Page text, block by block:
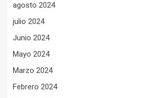
agosto 2024
julio 2024
Junio 2024
Mayo 2024
Marzo 2024
Febrero 2024